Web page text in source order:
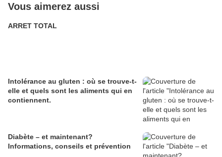
Vous aimerez aussi
ARRET TOTAL
Intolérance au gluten : où se trouve-t-
elle et quels sont les aliments qui en
contiennent.
Diabète – et maintenant?
Informations, conseils et prévention